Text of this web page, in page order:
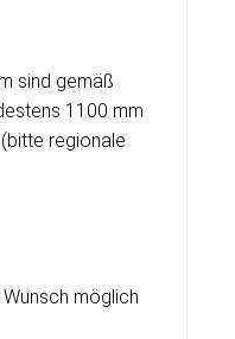
sind gemäß
1100 mm
regionale
möglich